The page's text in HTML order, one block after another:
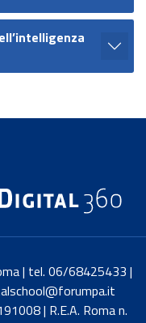
| tel. 06/68425433 |
| R.E.A. Roma n.